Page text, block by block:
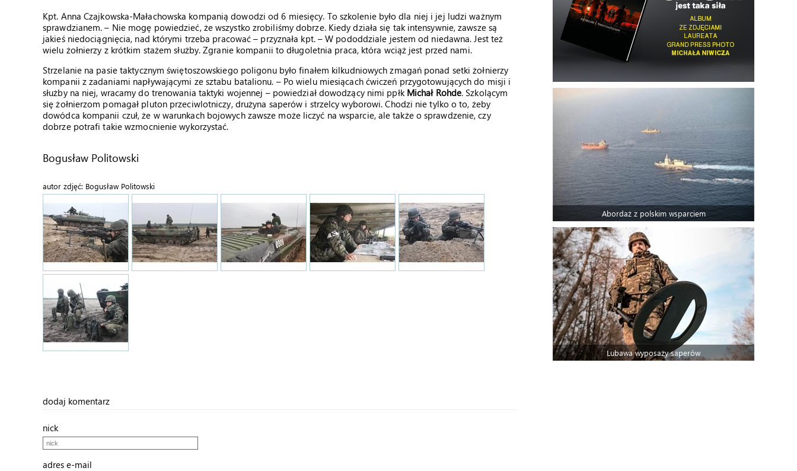
Kpt. Anna Czajkowska-Małachowska kompanią dowodzi od 6 miesięcy. To szkolenie było dla niej i jej ludzi ważnym
sprawdzianem. – Nie mogę powiedzieć, że wszystko zrobiliśmy dobrze. Kiedy działa się tak intensywnie, zawsze są
jakieś niedociągnięcia, nad którymi trzeba pracować – przyznała kpt. – W pododdziale jestem od niedawna. Jest też
wielu żołnierzy z krótkim stażem służby. Zgranie kompanii to długoletnia praca, która wciąż jest przed nami.
Strzelanie na pasie taktycznym świętoszowskiego poligonu było finałem kilkudniowych zmagań ponad setki żołnierzy
kompanii z zadaniami napływającymi ze sztabu batalionu. – Po wielu miesiącach ćwiczeń przygotowujących do misji i
służby na niej, wracamy do trenowania taktyki wojennej – powiedział dowodzący nimi ppłk Michał Rohde. Szkolącym
się żołnierzom pomagał pluton przeciwlotniczy, drużyna saperów i strzelcy wyborowi. Chodzi nie tylko o to, żeby
dowódca kompanii czuł, że w warunkach bojowych zawsze może liczyć na wsparcie, ale także o sprawdzenie, czy
dobrze potrafi takie wzmocnienie wykorzystać.
Bogusław Politowski
autor zdjęć: Bogusław Politowski
dodaj komentarz
nick
adres e-mail
Abordaż z polskim wsparciem
Lubawa wyposaży saperów